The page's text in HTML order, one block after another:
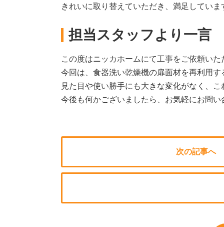
きれいに取り替えていただき、満足していま
担当スタッフより一言
この度はニッカホームにて工事をご依頼い
今回は、食器洗い乾燥機の扉面材を再利用
見た目や使い勝手にも大きな変化がなく、
今後も何かございましたら、お気軽にお問い
次の記事へ